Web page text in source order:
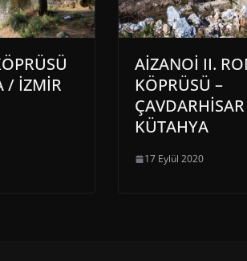
/ İZMİR
AİZANOİ II.
KÖPRÜSÜ –
KÜTAHYA
17 Eylül 2020